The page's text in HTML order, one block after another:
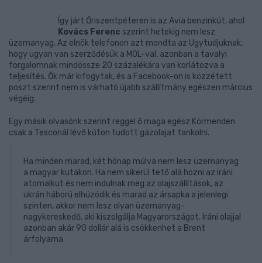
Így járt Őriszentpéteren is az Avia benzinkút, ahol
Kovács Ferenc szerint hetekig nem lesz
üzemanyag. Az elnök telefonon azt mondta az Ugytudjuknak,
hogy ugyan van szerződésük a MOL-val, azonban a tavalyi
forgalomnak mindössze 20 százalékára van korlátozva a
teljesítés. Ők már kifogytak, és a Facebook-on is közzétett
poszt szerint nem is várható újabb szállítmány egészen március
végéig.
Egy másik olvasónk szerint reggel ő maga egész Körmenden
csak a Tesconál lévő kúton tudott gázolajat tankolni.
Ha minden marad, két hónap múlva nem lesz üzemanyag
a magyar kutakon. Ha nem sikerül tető alá hozni az iráni
atomalkut és nem indulnak meg az olajszállítások, az
ukrán háború elhúzódik és marad az ársapka a jelenlegi
szinten, akkor nem lesz olyan üzemanyag-
nagykereskedő, aki kiszolgálja Magyarországot. Iráni olajjal
azonban akár 90 dollár alá is csökkenhet a Brent
árfolyama